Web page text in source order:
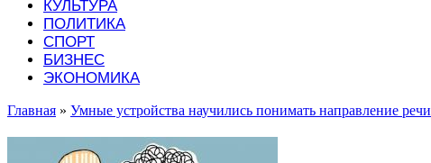
КУЛЬТУРА
ПОЛИТИКА
СПОРТ
БИЗНЕС
ЭКОНОМИКА
Главная » Умные устройства научились понимать направление речи